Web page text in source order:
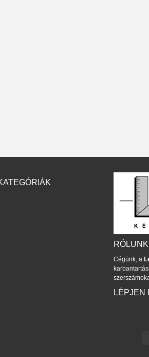
RÓLUNK
Cégünk, a
LÉPJEN